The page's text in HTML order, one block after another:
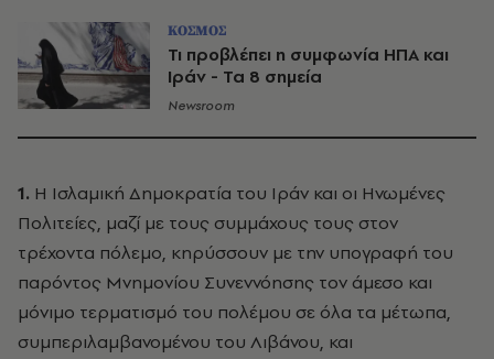
ΚΟΣΜΟΣ
Τι προβλέπει η συμφωνία ΗΠΑ και
Ιράν - Τα 8 σημεία
Newsroom
1. Η Ισλαμική Δημοκρατία του Ιράν και οι Ηνωμένες
Πολιτείες, μαζί με τους συμμάχους τους στον
τρέχοντα πόλεμο, κηρύσσουν με την υπογραφή του
παρόντος Μνημονίου Συνεννόησης τον άμεσο και
μόνιμο τερματισμό του πολέμου σε όλα τα μέτωπα,
συμπεριλαμβανομένου του Λιβάνου, και